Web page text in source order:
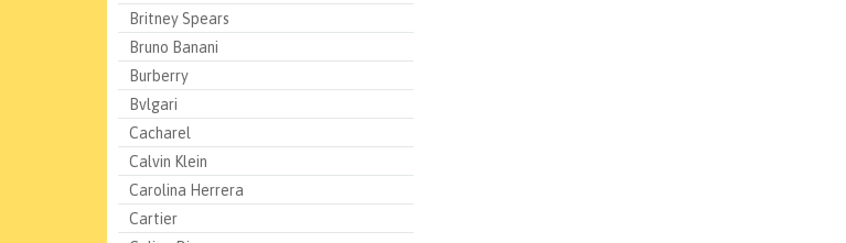
Britney Spears
Bruno Banani
Burberry
Bvlgari
Cacharel
Calvin Klein
Carolina Herrera
Cartier